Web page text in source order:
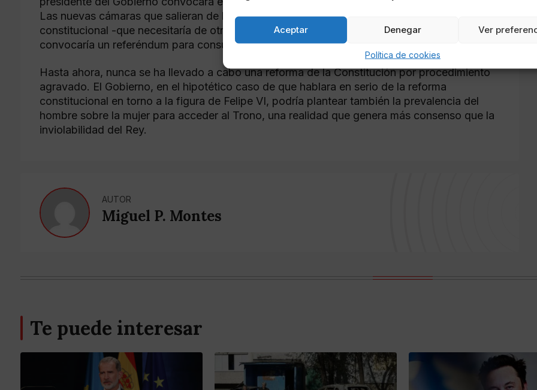
Aceptar Denegar Ver
Política de cookies
Las nuevas cámaras que salieran de las urnas votarían si están de acuerdo con la reforma
constitucional -que necesitaría de otros dos tercios de Congreso y Senado- y, por último, se
convocaría un referéndum para consultar a la ciudadanía su opinión sobre la reforma.
Hasta ahora, nunca se ha llevado a cabo una reforma de la Constitución por procedimiento
agravado. El Gobierno, en el hipotético caso de que hablara en serio de la reforma
constitucional en torno a la figura de Felipe VI, podría plantear también la prevalencia del
hombre sobre la mujer para acceder al Trono, una realidad que genera más consenso que la
inviolabilidad del Rey.
AUTOR
Miguel P. Montes
Te puede interesar